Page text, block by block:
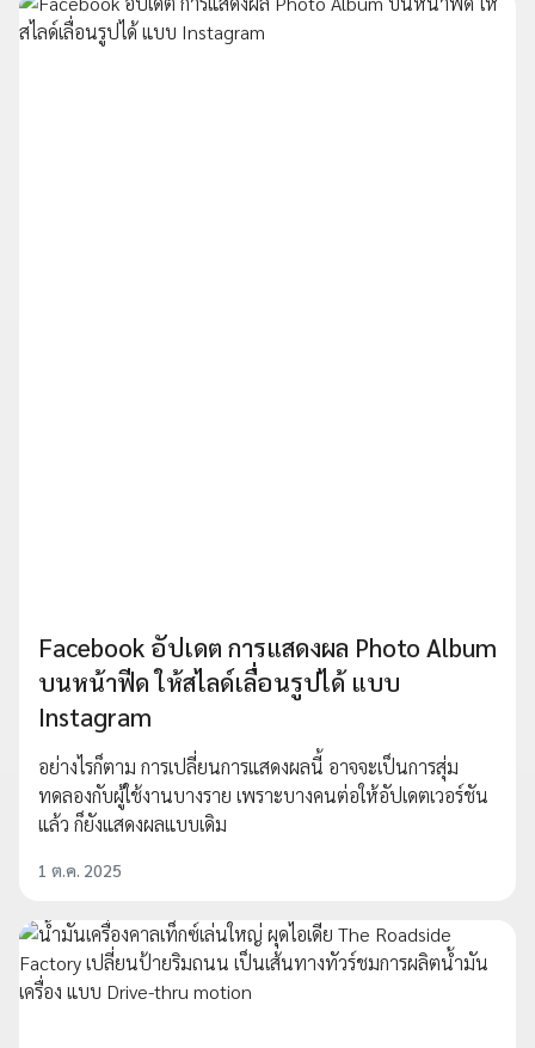
Facebook อัปเดต การแสดงผล Photo Album
บนหน้าฟีด ให้สไลด์เลื่อนรูปได้ แบบ
Instagram
อย่างไรก็ตาม การเปลี่ยนการแสดงผลนี้ อาจจะเป็นการสุ่ม
ทดลองกับผู้ใช้งานบางราย เพราะบางคนต่อให้อัปเดตเวอร์ชัน
แล้ว ก็ยังแสดงผลแบบเดิม
1 ต.ค. 2025